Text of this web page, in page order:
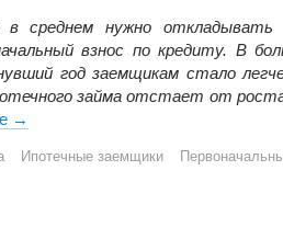
в среднем нужно
взнос по кредиту. В
год заемщикам стало
займа отстает от
Жителям большинства регионов
→
Ипотечные заемщики